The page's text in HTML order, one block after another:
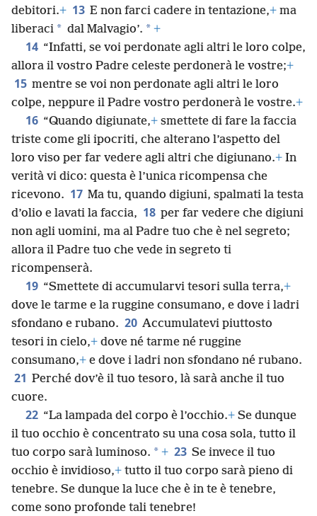
debitori.+ 13 E non farci cadere in tentazione,+ ma
liberaci * dal Malvagio’. * +
14 “Infatti, se voi perdonate agli altri le loro colpe,
allora il vostro Padre celeste perdonerà le vostre;+
15 mentre se voi non perdonate agli altri le loro
colpe, neppure il Padre vostro perdonerà le vostre.+
16 “Quando digiunate,+ smettete di fare la faccia
triste come gli ipocriti, che alterano l’aspetto del
loro viso per far vedere agli altri che digiunano.+ In
verità vi dico: questa è l’unica ricompensa che
ricevono. 17 Ma tu, quando digiuni, spalmati la testa
d’olio e lavati la faccia, 18 per far vedere che digiuni
non agli uomini, ma al Padre tuo che è nel segreto;
allora il Padre tuo che vede in segreto ti
ricompenserà.
19 “Smettete di accumularvi tesori sulla terra,+
dove le tarme e la ruggine consumano, e dove i ladri
sfondano e rubano. 20 Accumulatevi piuttosto
tesori in cielo,+ dove né tarme né ruggine
consumano,+ e dove i ladri non sfondano né rubano.
21 Perché dov’è il tuo tesoro, là sarà anche il tuo
cuore.
22 “La lampada del corpo è l’occhio.+ Se dunque
il tuo occhio è concentrato su una cosa sola, tutto il
tuo corpo sarà luminoso. * + 23 Se invece il tuo
occhio è invidioso,+ tutto il tuo corpo sarà pieno di
tenebre. Se dunque la luce che è in te è tenebre,
come sono profonde tali tenebre!